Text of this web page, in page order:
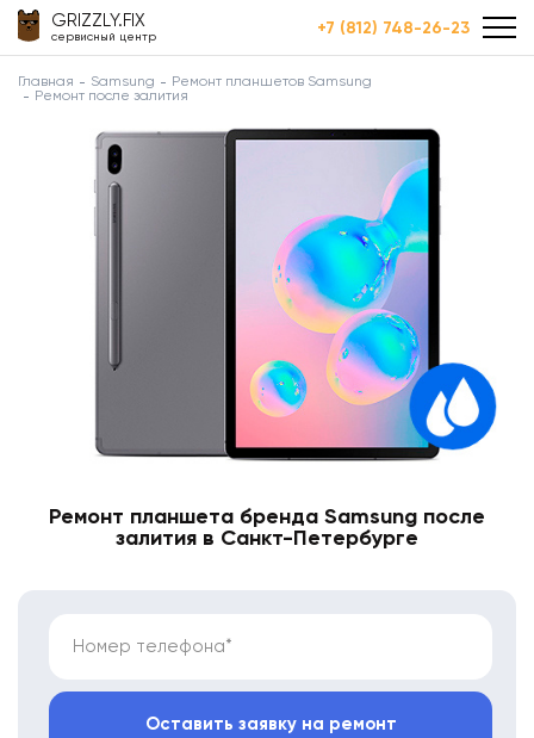
GRIZZLY.FIX
сервисный центр +7 (812) 748-26-23
Главная Samsung
Ремонт планшетов Samsung
Ремонт после залития
Ремонт планшета бренда Samsung после
залития в Санкт-Петербурге
Номер телефона*
Оставить заявку на ремонт